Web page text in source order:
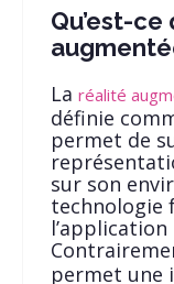
Qu’est-
La réalité
définie
permet de
sur son
technologie
l’application
permet une